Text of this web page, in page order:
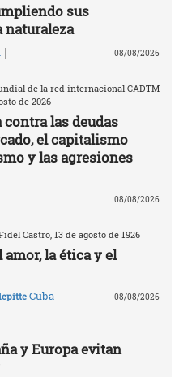
sus
naturaleza
| 08/08/2026
de la red internacional CADTM
de 2026
las deudas
el capitalismo
y las agresiones
08/08/2026
Castro, 13 de agosto de 1926
la ética y el
Cuba 08/08/2026
y Europa evitan